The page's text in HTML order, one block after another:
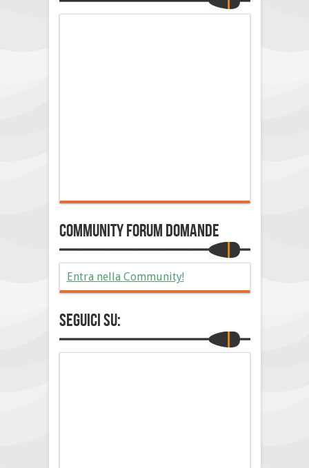
Community Forum Domande
Entra nella Community!
Seguici su: